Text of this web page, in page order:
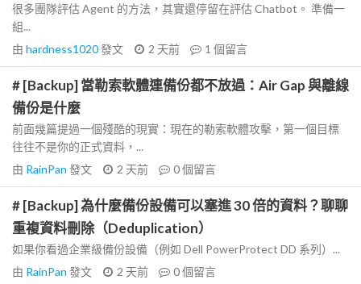
很多團隊評估 Agent 的方法，其實還停留在評估 Chatbot。 準備一
組...
由 hardness1020發文 2 天前 1 個留言
# [Backup] 當勒索軟體連備份都不放過：Air Gap 與離線
備份是什麼
前面幾篇提過一個殘酷的現實：現在的勒索軟體攻擊，第一個目標
往往不是你的正式資料，...
由 RainPan 發文 2 天前 0個留言
# [Backup] 為什麼備份設備可以塞進 30 倍的資料？聊聊
重複資料刪除（Deduplication）
如果你看過企業級備份設備（例如 Dell PowerProtect DD 系列）...
由 RainPan 發文 2 天前 0個留言